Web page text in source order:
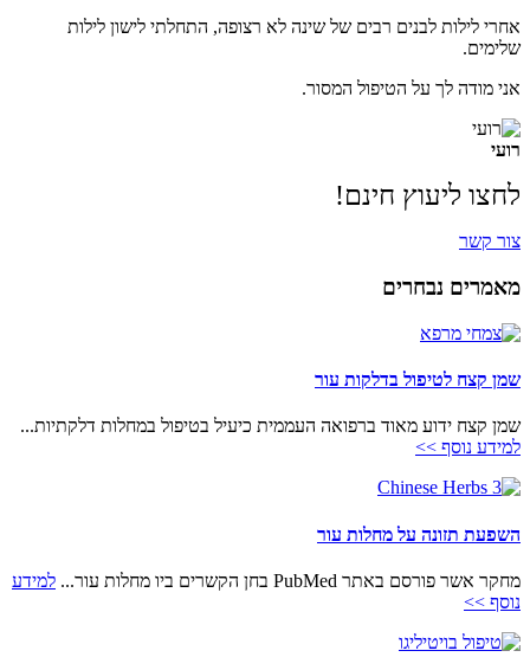
אחרי לילות לבנים רבים של שינה לא רצופה, התחלתי לישון לילות
שלימים.
אני מודה לך על הטיפול המסור.
רועי
לחצו ליעוץ חינם!
צור קשר
מאמרים נבחרים
שמן קצח לטיפול בדלקות עור
שמן קצח ידוע מאוד ברפואה העממית כיעיל בטיפול במחלות דלקתיות...
למידע נוסף >>
השפעת תזונה על מחלות עור
מחקר אשר פורסם באתר PubMed בחן הקשרים ביו מחלות עור...
למידע
נוסף >>